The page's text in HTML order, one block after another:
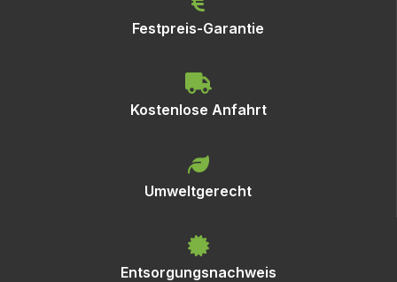
Festpreis-Garantie
Kostenlose Anfahrt
Umweltgerecht
Entsorgungsnachweis